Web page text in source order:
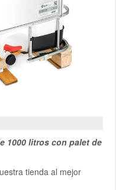
1000 litros con palet de
tienda al mejor